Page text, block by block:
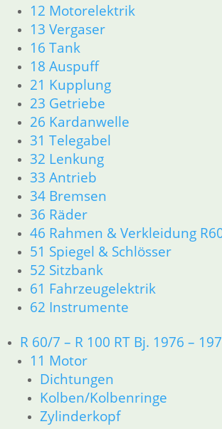
12 Motorelektrik
13 Vergaser
16 Tank
18 Auspuff
21 Kupplung
23 Getriebe
26 Kardanwelle
31 Telegabel
32 Lenkung
33 Antrieb
34 Bremsen
36 Räder
46 Rahmen & Verkleidung
51 Spiegel & Schlösser
52 Sitzbank
61 Fahrzeugelektrik
62 Instrumente
R 60/7 – R 100 RT Bj. 1976 –
11 Motor
Dichtungen
Kolben/Kolbenringe
Zylinderkopf
Schiebernadel
7,90€
Artikelnummer: 1337692
inkl. MwSt.
zzgl.Versandkosten
In den Warenkorb
Düsennadel / Nadel für
Gasschieber
7,80€
Artikelnummer: 1255840
inkl. MwSt.
zzgl.Versandkosten
In den Warenkorb
4,90 €
Artikelnummer: 000641
inkl. MwSt.
zzgl.Versandkosten
In den Warenkorb